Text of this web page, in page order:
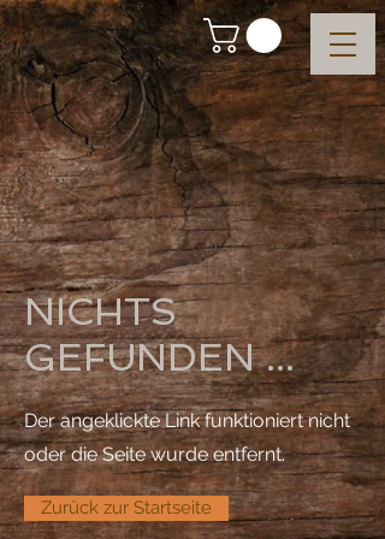
NICHTS
GEFUNDEN ...
Der angeklickte Link funktioniert nicht
oder die Seite wurde entfernt.
Zurück zur Startseite